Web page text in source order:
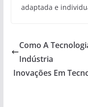
adaptada e
Como A
Indústria
Inovações Em